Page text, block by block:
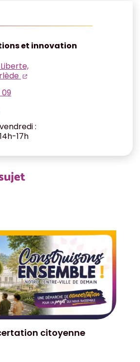
et innovation
(ouverture dans un nouvel
(ouverture dans un nouvel
09
:
17h
citoyenne